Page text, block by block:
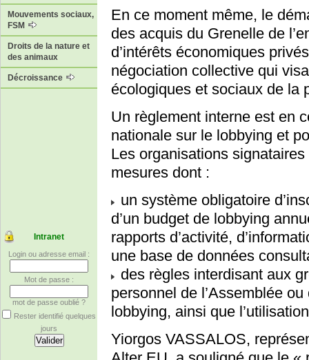
Mouvements sociaux,
FSM
Droits de la nature et
des animaux
Décroissance
Intranet
Login ou adresse email :
Mot de passe :
mot de passe oublié ?
Rester identifié quelques
jours
En ce moment même, le
des acquis du Grenelle de
d’intérêts économiques
négociation collective qui
écologiques et sociaux de la
Un règlement interne est en
nationale sur le lobbying et
Les organisations
mesures dont :
un système obligatoire
d’un budget de lobbying
rapports d’activité,
une base de données
des règles interdisant aux
personnel de l’Assemblée
lobbying, ainsi que
Yiorgos VASSALOS,